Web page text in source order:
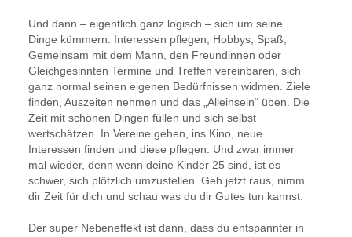
Und dann – eigentlich ganz logisch – sich um seine
Dinge kümmern. Interessen pflegen, Hobbys, Spaß,
Gemeinsam mit dem Mann, den Freundinnen oder
Gleichgesinnten Termine und Treffen vereinbaren, sich
ganz normal seinen eigenen Bedürfnissen widmen. Ziele
finden, Auszeiten nehmen und das „Alleinsein“ üben. Die
Zeit mit schönen Dingen füllen und sich selbst
wertschätzen. In Vereine gehen, ins Kino, neue
Interessen finden und diese pflegen. Und zwar immer
mal wieder, denn wenn deine Kinder 25 sind, ist es
schwer, sich plötzlich umzustellen. Geh jetzt raus, nimm
dir Zeit für dich und schau was du dir Gutes tun kannst.
Der super Nebeneffekt ist dann, dass du entspannter in